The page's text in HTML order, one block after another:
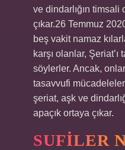
ve dindarlığın timsali
çıkar.26 Temmuz
beş vakit namaz
karşı olanlar,
söylerler. Ancak,
tasavvufi
şeriat, aşk ve
apaçık ortaya çıkar.
SUFILER